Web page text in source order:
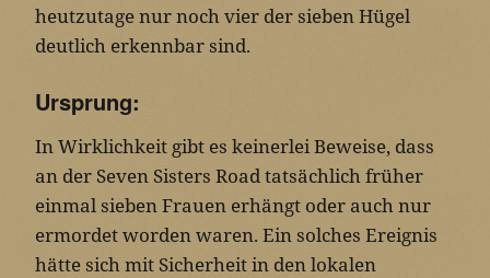
heutzutage nur noch vier der sieben Hügel
deutlich erkennbar sind.
Ursprung:
In Wirklichkeit gibt es keinerlei Beweise, dass
an der Seven Sisters Road tatsächlich früher
einmal sieben Frauen erhängt oder auch nur
ermordet worden waren. Ein solches Ereignis
hätte sich mit Sicherheit in den lokalen